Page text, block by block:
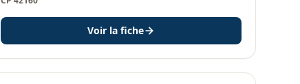
Voir la fiche